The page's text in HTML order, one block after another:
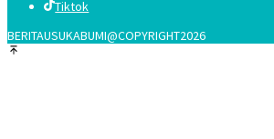
Tiktok
BERITAUSUKABUMI@COPYRIGHT2026